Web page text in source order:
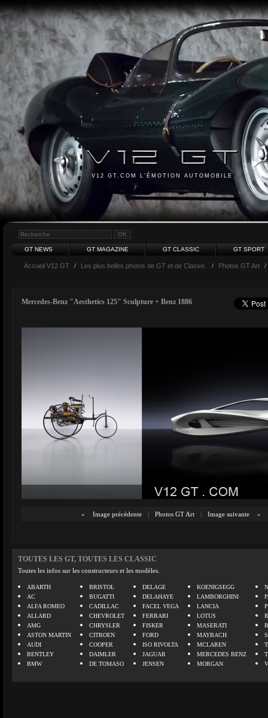
V12 GT.COM L'ÉMOTION AUTOMOBILE
GT NEWS GT MAGAZINE GT CLASSIC GT SPORT
Accueil V12 GT / Les plus belles photos de GT et de Classic. / Photos GT Art /
Mercedes-Benz "Aesthetics 125" Sculpture + Benz 1886
« Image précédente | Photos GT Art | Image suivante »
TOUTES LES GT, TOUTES LES CLASSIC
Toutes les infos sur les constructeurs et les modèles.
ABARTH
AC
ALFA ROMEO
ALLARD
AMG
ASTON MARTIN
AUDI
BENTLEY
BMW
BRISTOL
BUGATTI
CADILLAC
CHEVROLET
CHRYSLER
CITROEN
COOPER
DAIMLER
DE TOMASO
DELAGE
DELAHAYE
FACEL VEGA
FERRARI
FISKER
FORD
ISO RIVOLTA
JAGUAR
JENSEN
KOENIGSEGG
LAMBORGHINI
LANCIA
LOTUS
MASERATI
MAYBACH
MCLAREN
MERCEDES BENZ
MORGAN